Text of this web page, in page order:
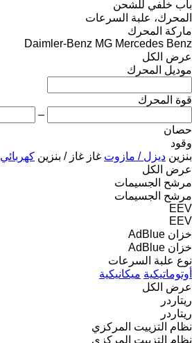
باب خلفي للشحن
المحرك، علبة السرعات
ماركة المحرك
Daimler-Benz MG Mercedes Benz
عرض الكل
موديل المحرك
قوة المحرك
–
حصان
وقود
بنزين ديزل / مازوت غاز غاز / بنزين كهربائي
عرض الكل
مرشح الجسيمات
مرشح الجسيمات
EEV
EEV
خزان AdBlue
خزان AdBlue
نوع علبة السرعات
أوتوماتيكية ميكانيكية
عرض الكل
ريتاردر
ريتاردر
نظام التزييت المركزي
نظام التزييت المركزي